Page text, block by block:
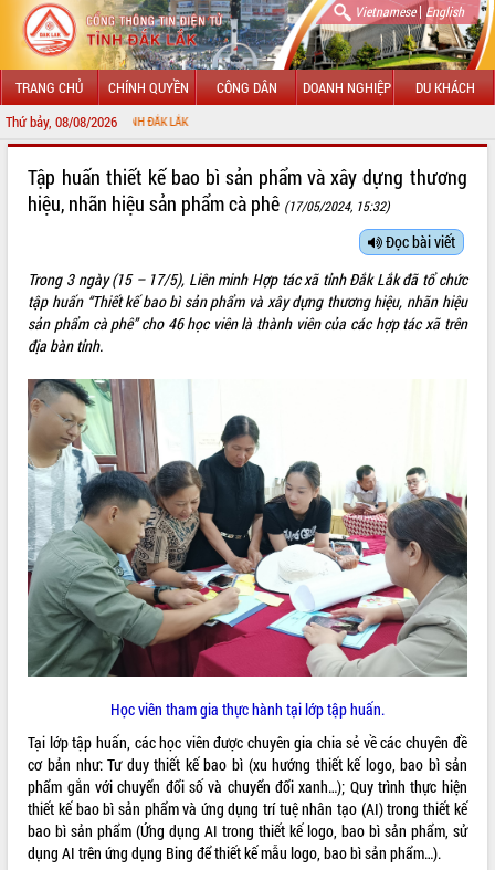
Vietnamese| English
TRANG CHỦ CHÍNH QUYỀN CÔNG DÂN DOANH NGHIỆP DU KHÁCH
Thứ bảy, 08/08/2026
LÃNH ĐẠO UBND TỈNH
SỞ, BAN, NGÀNH
UBND CÁC XÃ, PHƯỜNG
THÔNG TIN CHỈ ĐẠO ĐIỀU HÀNH
HỆ THỐNG VĂN BẢN
VĂN BẢN HĐND TỈNH
ĐIỂM TIN VĂN BẢN
QUY HOẠCH - KẾ HOẠCH
Tập huấn thiết kế bao bì sản phẩm và xây dựng thương
hiệu, nhãn hiệu sản phẩm cà phê (17/05/2024, 15:32)
Đọc bài viết
Trong 3 ngày (15 – 17/5), Liên minh Hợp tác xã tỉnh Đắk Lắk đã tổ chức
tập huấn “Thiết kế bao bì sản phẩm và xây dựng thương hiệu, nhãn hiệu
sản phẩm cà phê” cho 46 học viên là thành viên của các hợp tác xã trên
địa bàn tỉnh.
Học viên tham gia thực hành tại lớp tập huấn.
Tại lớp tập huấn, các học viên được chuyên gia chia sẻ về các chuyên đề
cơ bản như: Tư duy thiết kế bao bì (xu hướng thiết kế logo, bao bì sản
phẩm gắn với chuyển đổi số và chuyển đổi xanh…); Quy trình thực hiện
thiết kế bao bì sản phẩm và ứng dụng trí tuệ nhân tạo (AI) trong thiết kế
bao bì sản phẩm (Ứng dụng AI trong thiết kế logo, bao bì sản phẩm, sử
dụng AI trên ứng dụng Bing để thiết kế mẫu logo, bao bì sản phẩm…).